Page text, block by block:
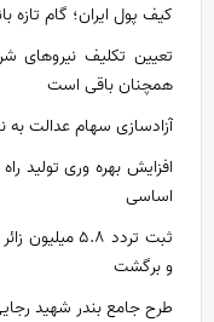
کیف پول ایران؛ گام تازه
تعیین تکلیف نیروهای
همچنان باقی است
آزادسازی سهام عدالت به
افزایش بهره وری تولید
اساسی
ثبت تردد ۵.۸
و برگشت
طرح جامع بندر شهید